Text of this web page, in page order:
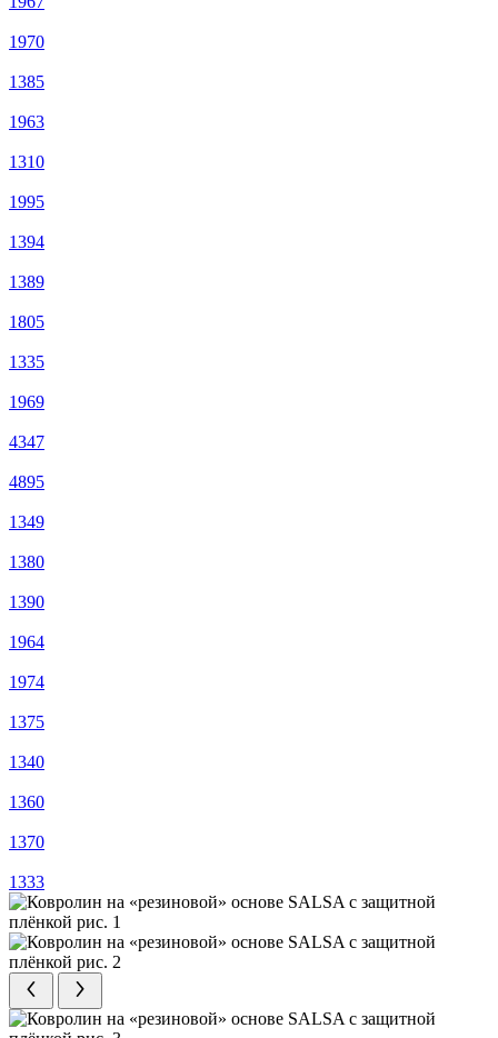
1970
1385
1963
1310
1995
1394
1389
1805
1335
1969
4347
4895
1349
1380
1390
1964
1974
1375
1340
1360
1370
1333